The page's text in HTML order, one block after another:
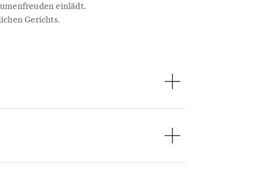
einlädt.
Gerichts.